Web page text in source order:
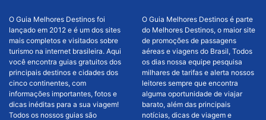
O Guia Melhores Destinos foi
lançado em 2012 e é um dos sites
mais completos e visitados sobre
turismo na internet brasileira. Aqui
você encontra guias gratuitos dos
principais destinos e cidades dos
cinco continentes, com
informações importantes, fotos e
dicas inéditas para a sua viagem!
Todos os nossos guias são
O Guia Melhores Destinos é parte
do Melhores Destinos, o maior site
de promoções de passagens
aéreas e viagens do Brasil, Todos
os dias nossa equipe pesquisa
milhares de tarifas e alerta nossos
leitores sempre que encontra
alguma oportunidade de viajar
barato, além das principais
notícias, dicas de viagem e